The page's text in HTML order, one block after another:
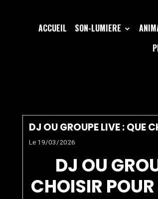
ACCUEIL SON-LUMIERE
DJ OU GROUPE LIVE : QUE
Le 19/03/2026
DJ OU
CHOISIR